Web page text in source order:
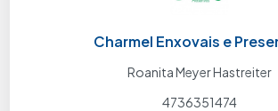
Charmel Enxovais e
Roanita Meyer Hastreiter
4736351474